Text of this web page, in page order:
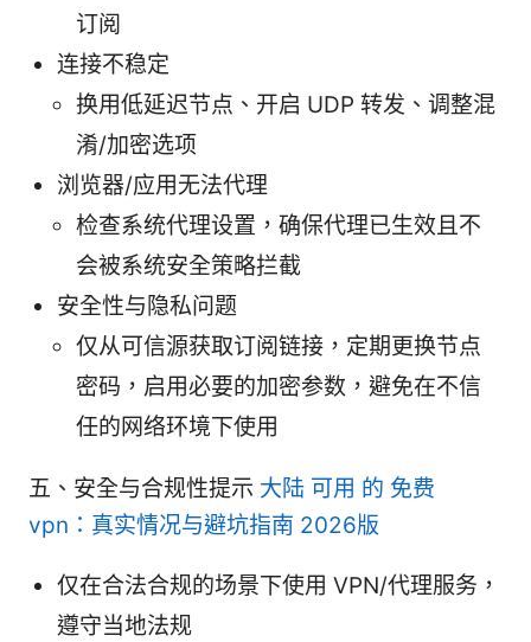
订阅
连接不稳定
换用低延迟节点、开启 UDP 转发、调整混
淆/加密选项
浏览器/应用无法代理
检查系统代理设置，确保代理已生效且不
会被系统安全策略拦截
安全性与隐私问题
仅从可信源获取订阅链接，定期更换节点
密码，启用必要的加密参数，避免在不信
任的网络环境下使用
五、安全与合规性提示 大陆 可用 的 免费
vpn：真实情况与避坑指南 2026版
仅在合法合规的场景下使用 VPN/代理服务，
遵守当地法规